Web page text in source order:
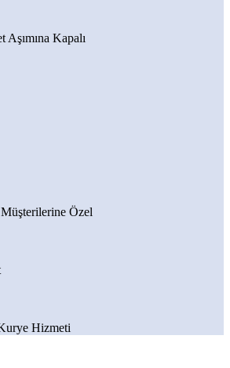
Aşımına Kapalı
Müşterilerine Özel
Hizmeti